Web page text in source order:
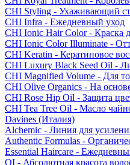
CHI Styling - Ухаживающий
CHI Infra - Ежедневный уход
CHI Ionic Hair Color - Краска
CHI Ionic Color Illuminate -
CHI Keratin - Кератиновое
CHI Luxury Black Seed Oil -
CHI Magnified Volume - Для
CHI Olive Organics - На
CHI Rose Hip Oil - Защита
CHI Tea Tree Oil - Масло
Davines (Италия)
Alchemic - Линия для
Authentic Formulas -
Essential Haircare -
OI - Абсолютная красота